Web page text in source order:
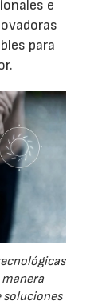
e
para
soluciones